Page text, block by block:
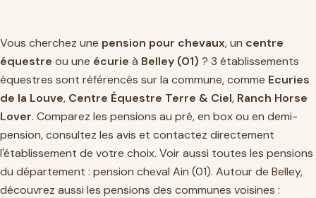
Vous cherchez une pension pour chevaux, un centre
équestre ou une écurie à Belley (01) ? 3 établissements
équestres sont référencés sur la commune, comme Ecuries
de la Louve, Centre Équestre Terre & Ciel, Ranch Horse
Lover. Comparez les pensions au pré, en box ou en demi-
pension, consultez les avis et contactez directement
l'établissement de votre choix. Voir aussi toutes les pensions
du département : pension cheval Ain (01). Autour de Belley,
découvrez aussi les pensions des communes voisines :